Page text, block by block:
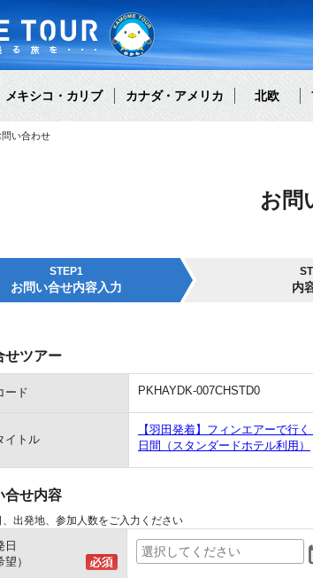
メキシコ・カリブ カナダ・アメリカ 北欧
問い合わせ
お問
STEP1
お問い合せ内容入力 内
せツアー
ード PKHAYDK-007CHSTD0
イトル
【羽田発着】フィンエアーで行
日間（スタンダードホテル利用）
合せ内容
出発地、参加人数をご入力ください
日
望）